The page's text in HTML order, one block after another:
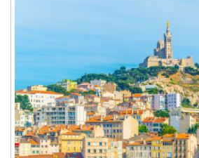
Playback Rate
Chapters
Chapters
Descriptions
descriptions off, selected
Subtitles